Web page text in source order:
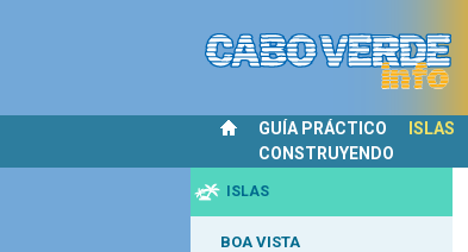
GUÍA PRÁCTICO ISLAS
CONSTRUYENDO
ISLAS
BOA VISTA